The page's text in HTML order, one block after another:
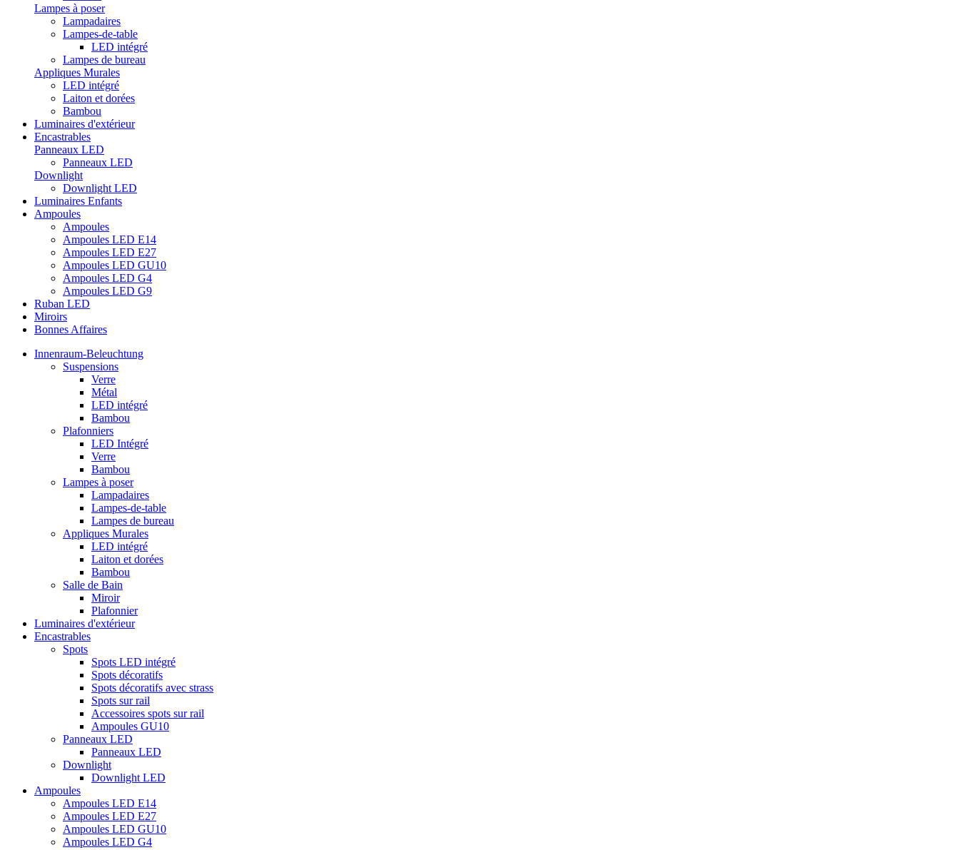
Lampes à poser
Lampadaires
Lampes-de-table
LED intégré
Lampes de bureau
Appliques Murales
LED intégré
Laiton et dorées
Bambou
Luminaires d'extérieur
Encastrables
Panneaux LED
Panneaux LED
Downlight
Downlight LED
Luminaires Enfants
Ampoules
Ampoules
Ampoules LED E14
Ampoules LED E27
Ampoules LED GU10
Ampoules LED G4
Ampoules LED G9
Ruban LED
Miroirs
Bonnes Affaires
Innenraum-Beleuchtung
Suspensions
Verre
Métal
LED intégré
Bambou
Plafonniers
LED Intégré
Verre
Bambou
Lampes à poser
Lampadaires
Lampes-de-table
Lampes de bureau
Appliques Murales
LED intégré
Laiton et dorées
Bambou
Salle de Bain
Miroir
Plafonnier
Luminaires d'extérieur
Encastrables
Spots
Spots LED intégré
Spots décoratifs
Spots décoratifs avec strass
Spots sur rail
Accessoires spots sur rail
Ampoules GU10
Panneaux LED
Panneaux LED
Downlight
Downlight LED
Ampoules
Ampoules LED E14
Ampoules LED E27
Ampoules LED GU10
Ampoules LED G4